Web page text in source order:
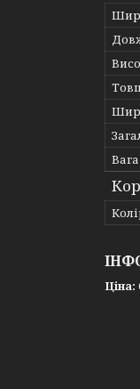
Вага
Ціна: